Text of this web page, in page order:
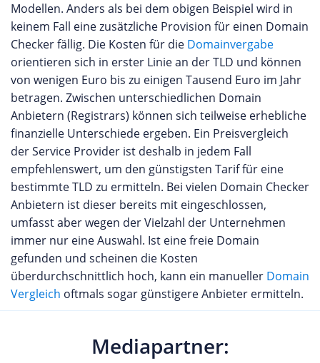
Modellen. Anders als bei dem obigen Beispiel wird in
keinem Fall eine zusätzliche Provision für einen Domain
Checker fällig. Die Kosten für die Domainvergabe
orientieren sich in erster Linie an der TLD und können
von wenigen Euro bis zu einigen Tausend Euro im Jahr
betragen. Zwischen unterschiedlichen Domain
Anbietern (Registrars) können sich teilweise erhebliche
finanzielle Unterschiede ergeben. Ein Preisvergleich
der Service Provider ist deshalb in jedem Fall
empfehlenswert, um den günstigsten Tarif für eine
bestimmte TLD zu ermitteln. Bei vielen Domain Checker
Anbietern ist dieser bereits mit eingeschlossen,
umfasst aber wegen der Vielzahl der Unternehmen
immer nur eine Auswahl. Ist eine freie Domain
gefunden und scheinen die Kosten
überdurchschnittlich hoch, kann ein manueller Domain
Vergleich oftmals sogar günstigere Anbieter ermitteln.
Mediapartner: